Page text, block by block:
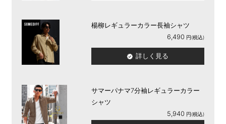
楊柳レギュラーカラー長袖シャツ
6,490
詳しく見る
サマーパナマ7分袖レギュラーカラー
シャツ
5,940